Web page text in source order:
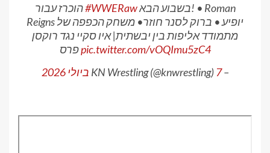
הוכרז עבור#WWERawבשבוע הבא! • Roman
Reigns יופיע • ברוק לסנר חוזר• משחק הכפפה של
מתמודד אליפות בין יבשתית| איו סקיי נגד רוקסן
פרסpic.twitter.com/vOQImu5zC4
– KN Wrestling (@knwrestling)7 ביולי 2026